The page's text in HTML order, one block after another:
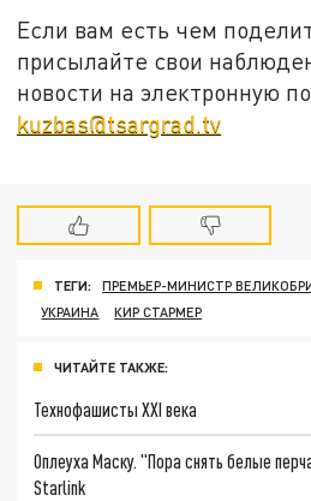
Если вам есть чем
присылайте свои
новости на электронную
kuzbas@tsargrad.tv
ТЕГИ:
ПРЕМЬЕР-МИНИСТР
УКРАИНА
КИР СТАРМЕР
ЧИТАЙТЕ ТАКЖЕ:
Технофашисты XXI века
Оплеуха Маску. "Пора снять белые
Starlink